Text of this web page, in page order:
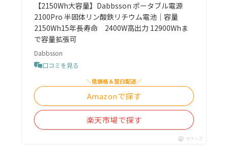
【2150Wh大容量】Dabbsson ポータブル電源
2100Pro 半固体リン酸鉄リチウム電池｜容量
2150Wh15年長寿命 2400W高出力 12900Whま
で容量拡張可
Dabbsson
口コミを見る
＼低価格＆翌日配送／
Amazonで探す
楽天市場で探す
ポチップ